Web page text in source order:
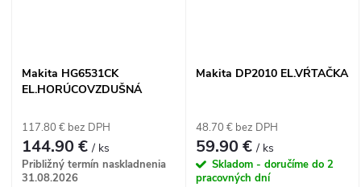
Makita HG6531CK
EL.HORÚCOVZDUŠNÁ
117.80 € bez DPH
144.90 €/ ks
Približný termín naskladnenia
31.08.2026
Makita DP2010 EL.VŔTAČKA
48.70 € bez DPH
59.90 €/ ks
Skladom - doručíme do 2
pracovných dní